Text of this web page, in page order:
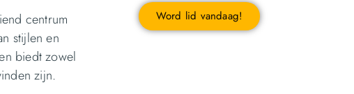
centrum
stijlen en
biedt zowel
zijn.
Word lid vandaag!